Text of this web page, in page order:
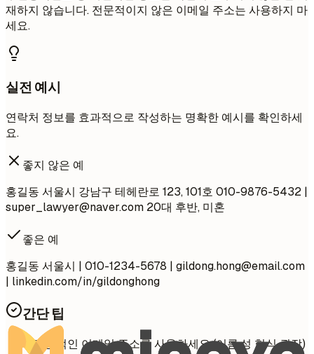
재하지 않습니다. 전문적이지 않은 이메일 주소는 사용하지 마
세요.
실전 예시
연락처 정보를 효과적으로 작성하는 명확한 예시를 확인하세
요.
좋지 않은 예
홍길동 서울시 강남구 테헤란로 123, 101호 010-9876-5432 |
super_lawyer@naver.com 20대 후반, 미혼
좋은 예
홍길동 서울시 | 010-1234-5678 | gildong.hong@email.com
| linkedin.com/in/gildonghong
간단 팁
전문적인 이메일 주소를 사용하세요 (이름.성 형식 권장)